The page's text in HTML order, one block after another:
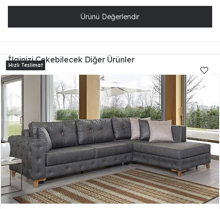
Ürünü Değerlendir
İlginizi Çekebilecek Diğer Ürünler